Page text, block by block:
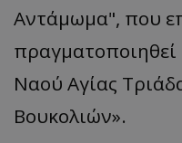
Αντάμωμα", που
πραγματοποιηθεί
Ναού Αγίας
Βουκολιών».